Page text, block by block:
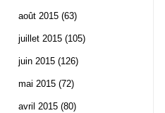
août 2015 (63)
juillet 2015 (105)
juin 2015 (126)
mai 2015 (72)
avril 2015 (80)